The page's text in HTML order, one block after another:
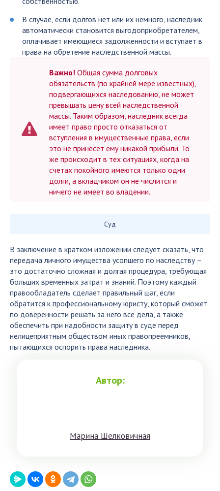
В случае, если долгов нет или их немного, наследник
автоматически становится выгодоприобретателем,
оплачивает имеющиеся задолженности и вступает в
права на обретение наследственной массы.
Важно! Общая сумма долговых
обязательств (по крайней мере известных),
подвергающихся наследованию, не может
превышать цену всей наследственной
массы. Таким образом, наследник всегда
имеет право просто отказаться от
вступления в имущественные права, если
это не принесёт ему никакой прибыли. То
же происходит в тех ситуациях, когда на
счетах покойного имеются только одни
долги, а вкладчиком он не числится и
ничего не имеет во владении.
Суд
В заключение в кратком изложении следует сказать, что
передача личного имущества усопшего по наследству –
это достаточно сложная и долгая процедура, требующая
больших временных затрат и знаний. Поэтому каждый
правообладатель сделает правильный шаг, если
обратится к профессиональному юристу, который сможет
по доверенности решать за него все дела, а также
обеспечить при надобности защиту в суде перед
нелицеприятным обществом иных правопреемников,
пытающихся оспорить права наследника.
Автор:
Мaринa Шeлкoвичнaя